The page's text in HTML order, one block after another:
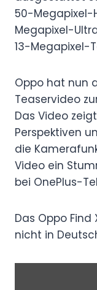
50-Megapixel-
Megapixel-
13-Megapixel-
Oppo hat nun
Teaservideo
Das Video
Perspektiven
die
Video ein
bei OnePlus-
Das Oppo
nicht in